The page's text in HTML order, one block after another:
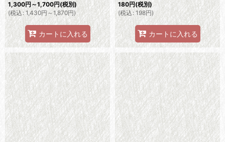
1,300円～1,700円(税別)
(税込: 1,430円～1,870円)
カートに入れる
180円(税別)
(税込: 198円)
カートに入れる